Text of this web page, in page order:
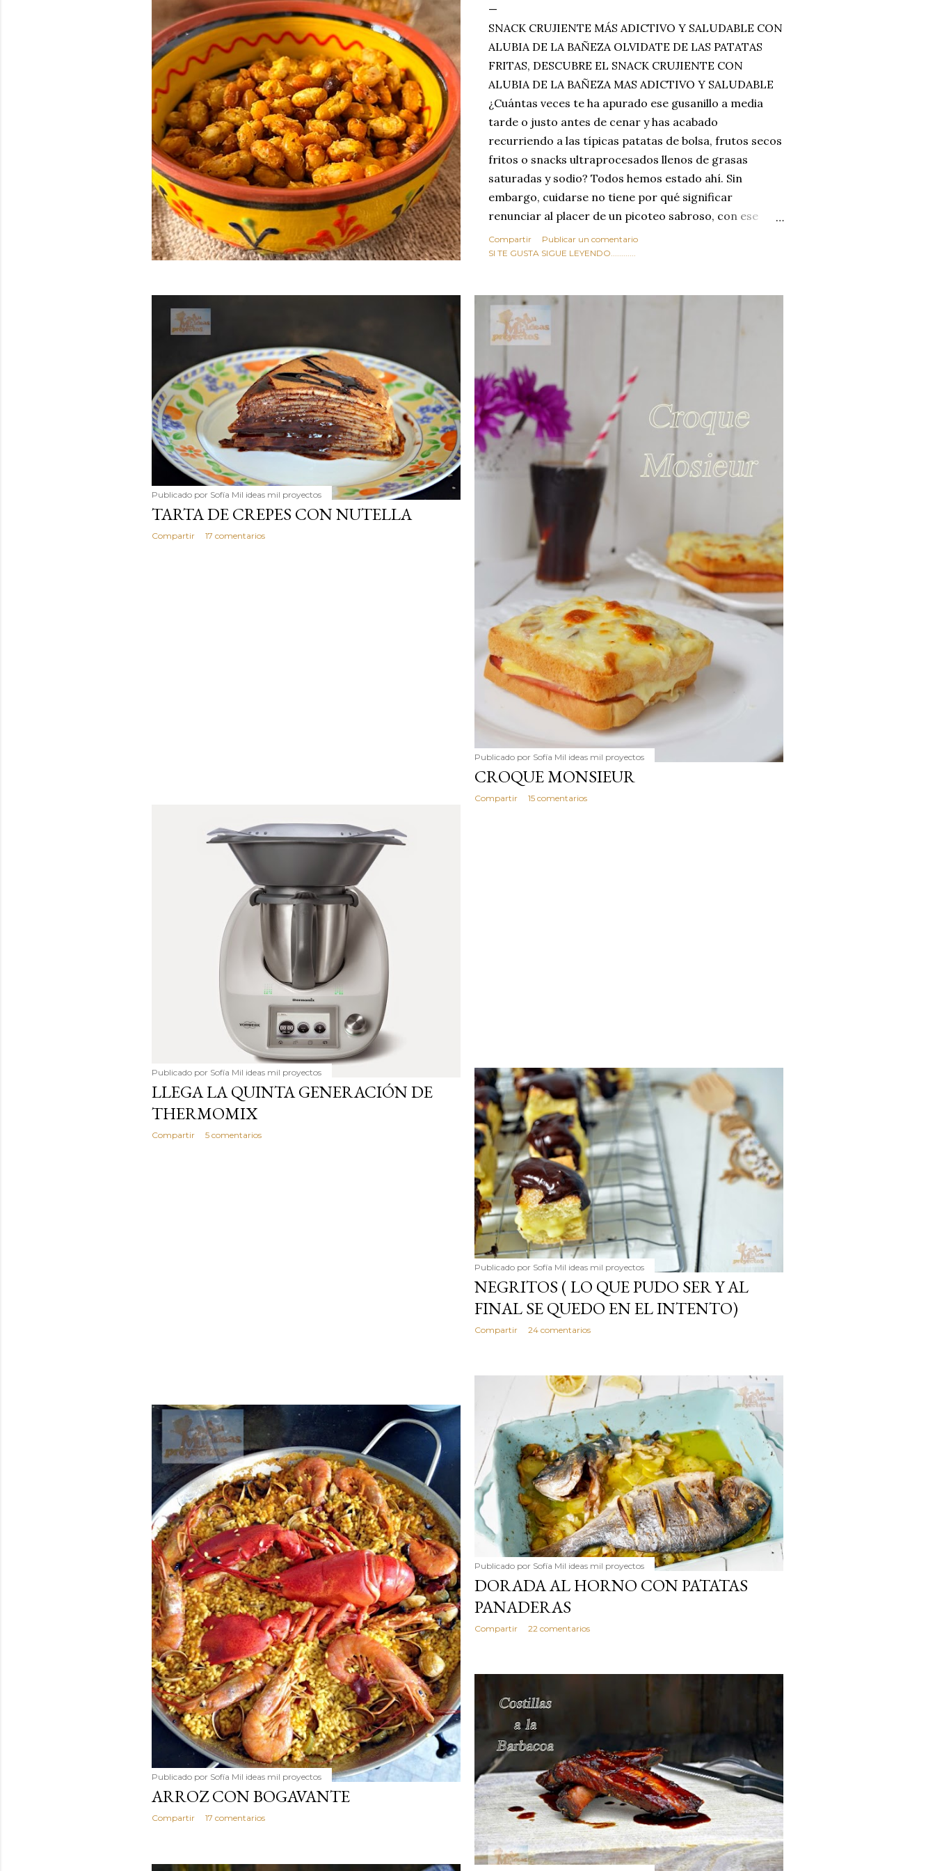
SNACK CRUJIENTE MÁS ADICTIVO Y SALUDABLE CON
ALUBIA DE LA BAÑEZA OLVIDATE DE LAS PATATAS
FRITAS, DESCUBRE EL SNACK CRUJIENTE CON
ALUBIA DE LA BAÑEZA MAS ADICTIVO Y SALUDABLE
¿Cuántas veces te ha apurado ese gusanillo a media
tarde o justo antes de cenar y has acabado
recurriendo a las típicas patatas de bolsa, frutos secos
fritos o snacks ultraprocesados llenos de grasas
saturadas y sodio? Todos hemos estado ahí. Sin
embargo, cuidarse no tiene por qué significar
renunciar al placer de un picoteo sabroso, con ese
toque tostado y crujiente que tanto nos satisface.
Estas alubias crujientes al horno van a cambiar por
tradicionales y copiosos de invierno. Con esta receta
simple pero revolucionaria, transformaremos un
ingrediente tan humilde como la alubia de La Bañeza
en un snack ligero, dorado, cargado de proteína y
100% natural. Es el sustituto perfecto a los frutos se...
Compartir
Publicar un comentario
SI TE GUSTA SIGUE LEYENDO............
Publicado por Sofía Mil ideas mil proyectos
TARTA DE CREPES CON NUTELLA
Compartir 17 comentarios
Publicado por Sofía Mil ideas mil proyectos
CROQUE MONSIEUR
Compartir 15 comentarios
Publicado por Sofía Mil ideas mil proyectos
LLEGA LA QUINTA GENERACIÓN DE
THERMOMIX
Compartir 5 comentarios
Publicado por Sofía Mil ideas mil proyectos
NEGRITOS ( LO QUE PUDO SER Y AL
FINAL SE QUEDO EN EL INTENTO)
Compartir 24 comentarios
Publicado por Sofía Mil ideas mil proyectos
DORADA AL HORNO CON PATATAS
PANADERAS
Compartir 22 comentarios
Publicado por Sofía Mil ideas mil proyectos
ARROZ CON BOGAVANTE
Compartir 17 comentarios